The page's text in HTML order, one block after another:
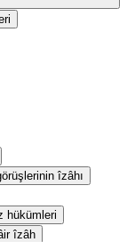
îzâhı
hükümleri
îzâh